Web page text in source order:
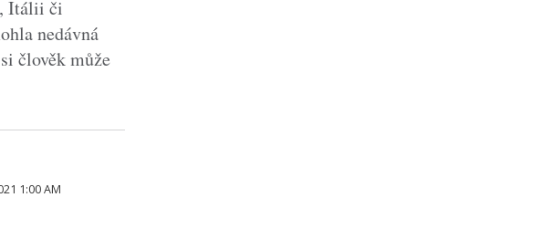
Itálii či
nedávná
člověk může
1:00 AM